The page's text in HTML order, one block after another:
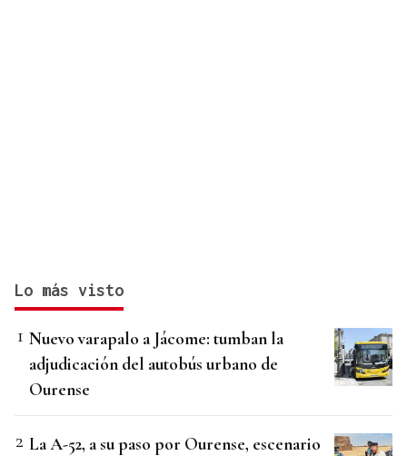
Lo más visto
Nuevo varapalo a Jácome: tumban la
adjudicación del autobús urbano de
Ourense
La A-52, a su paso por Ourense, escenario